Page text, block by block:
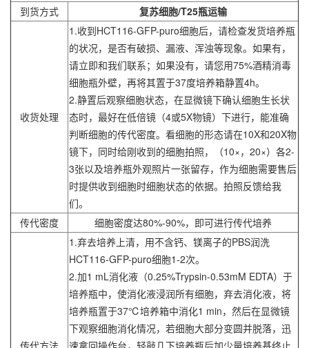
到货方式 复苏细胞/T25瓶运输
收货处理
1.收到HCT116-GFP-puro细胞后，请检查发货培养瓶
的状况，是否有破损、漏液、浑浊等现象。如果有，
请立即和我们联系；如果没有，请您用75%酒精消毒
细胞瓶外壁，再将其置于37度培养箱静置4h。
2.静置后观察细胞状态，在显微镜下确认细胞生长状
态时，最好在低倍镜（4或5X物镜）下进行，能准确
判断细胞的传代密度。看细胞的形态请在10X和20X物
镜下，同时给刚收到的细胞拍照，（10×，20×）各2-
3张以及培养瓶外观照片一张留存，作为细胞需要售后
时提供收到细胞时细胞状态的依据。拍照反馈给我
们。
传代密度
细胞密度达80%-90%，即可进行传代培养
1.弃去培养上清，用不含钙、镁离子的PBS润洗
HCT116-GFP-puro细胞1-2次。
2.加1 mL消化液（0.25%Trypsin-0.53mM EDTA）于
培养瓶中，使消化液浸润所有细胞，弃去消化液，将
培养瓶置于37℃培养箱中消化1 min，然后在显微镜
下观察细胞消化情况，若细胞大部分变圆并脱落，迅